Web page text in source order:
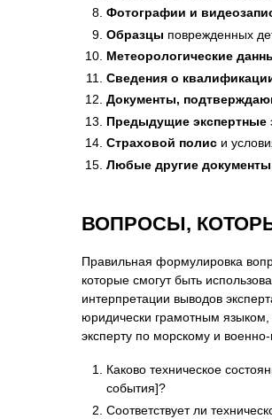
Фотографии и
Образцы поврежденных
Метеорологические
Сведения о
Документы,
Предыдущие экспертные
Страховой полис и
Любые другие документы
ВОПРОСЫ,
Правильная формулировка
которые смогут быть
интерпретации выводов
юридически грамотным
эксперту по морскому и
Каково техническое
события]?
Соответствует ли